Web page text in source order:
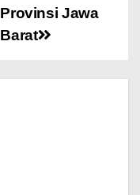
Provinsi Jawa
Barat